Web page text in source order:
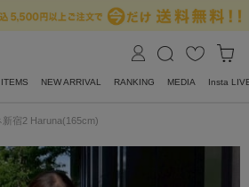
NEW ARRIVAL RANKING MEDIA Insta
新宿2 Haruna(165cm)